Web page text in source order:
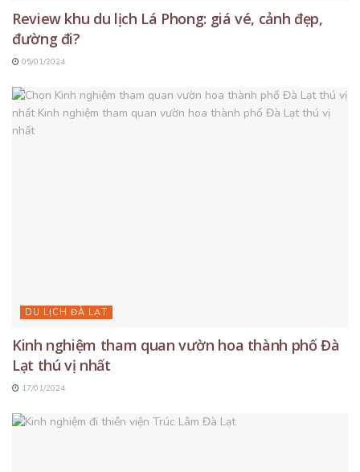
Review khu du lịch Lá Phong: giá vé, cảnh đẹp,
đường đi?
05/01/2024
DU LỊCH ĐÀ LẠT
Kinh nghiệm tham quan vườn hoa thành phố Đà
Lạt thú vị nhất
17/01/2024